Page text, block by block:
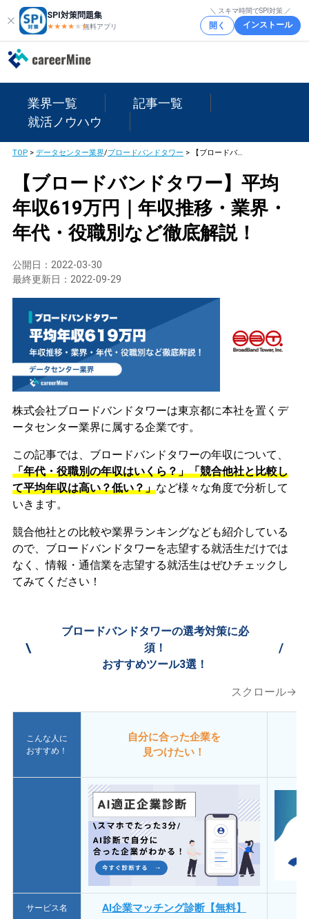
SPI対策問題集
★★★★ ★★
無料アプリ
＼ スキマ時間でSPI対策 ／
開く インストール
業界一覧
記事一覧
就活ノウハウ
TOP> データセンター業界/ブロードバンドタワー > 【ブロードバンドタワー】平均年収619万円｜年収推移・業界・年代・役職別など徹底解説！
【ブロードバンドタワー】平均
年収619万円｜年収推移・業界・
年代・役職別など徹底解説！
公開日： 2022-03-30
最終更新日： 2022-09-29
株式会社ブロードバンドタワーは東京都に本社を置くデ
ータセンター業界に属する企業です。
この記事では、ブロードバンドタワーの年収について、
「年代・役職別の年収はいくら？」「競合他社と比較し
て平均年収は高い？低い？」など様々な角度で分析して
いきます。
競合他社との比較や業界ランキングなども紹介している
ので、ブロードバンドタワーを志望する就活生だけでは
なく、情報・通信業を志望する就活生はぜひチェックし
てみてください！
\
ブロードバンドタワーの選考対策に必
須！
おすすめツール3選！
/
スクロール→
こんな人に
おすすめ！
自分に合った企業を
見つけたい！
サービス名 AI企業マッチング診断【無料】